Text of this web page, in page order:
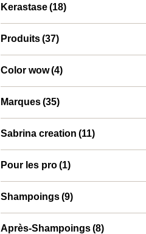
⁠⁠Kerastase(18)
Produits(37)
Color wow(4)
Marques(35)
Sabrina creation (11)
Pour les pro(1)
Shampoings(9)
Après-Shampoings(8)